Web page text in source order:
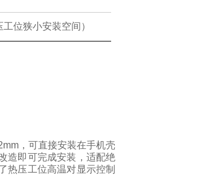
工位狭小安装空间）
，可直接安装在手机壳
造即可完成安装，适配绝
热压工位高温对显示控制